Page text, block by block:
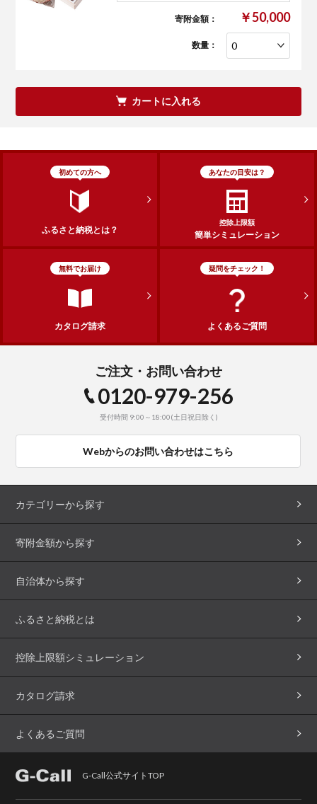
寄附金額： ￥50,000
数量：
カートに入れる
初めての方へ
ふるさと納税とは？
あなたの目安は？
控除上限額
簡単シミュレーション
無料でお届け
カタログ請求
疑問をチェック！
よくあるご質問
ご注文・お問い合わせ
0120-979-256
受付時間 9:00～18:00(土日祝日除く)
Webからのお問い合わせはこちら
カテゴリーから探す
寄附金額から探す
自治体から探す
ふるさと納税とは
控除上限額シミュレーション
カタログ請求
よくあるご質問
G-Call公式サイトTOP